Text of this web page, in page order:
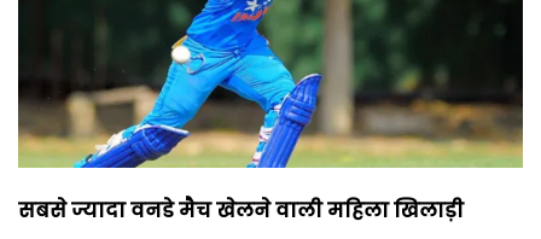
सबसे ज्यादा वनडे मैच खेलने वाली महिला खिलाड़ी